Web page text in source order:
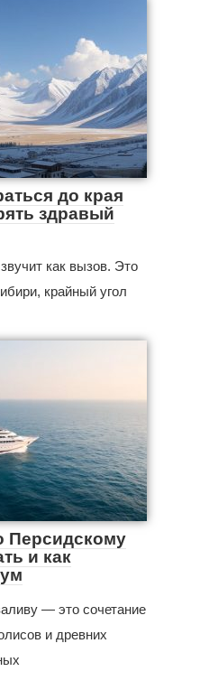
до края
здравый
как вызов. Это
крайный угол
Персидскому
и как
— это сочетание
и древних